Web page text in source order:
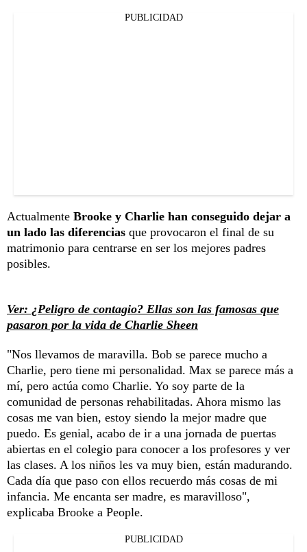
PUBLICIDAD
Actualmente Brooke y Charlie han conseguido dejar a
un lado las diferencias que provocaron el final de su
matrimonio para centrarse en ser los mejores padres
posibles.
Ver: ¿Peligro de contagio? Ellas son las famosas que
pasaron por la vida de Charlie Sheen
"Nos llevamos de maravilla. Bob se parece mucho a
Charlie, pero tiene mi personalidad. Max se parece más a
mí, pero actúa como Charlie. Yo soy parte de la
comunidad de personas rehabilitadas. Ahora mismo las
cosas me van bien, estoy siendo la mejor madre que
puedo. Es genial, acabo de ir a una jornada de puertas
abiertas en el colegio para conocer a los profesores y ver
las clases. A los niños les va muy bien, están madurando.
Cada día que paso con ellos recuerdo más cosas de mi
infancia. Me encanta ser madre, es maravilloso",
explicaba Brooke a People.
PUBLICIDAD